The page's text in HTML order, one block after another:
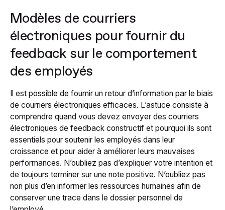
Modèles de courriers
électroniques pour fournir du
feedback sur le comportement
des employés
Il est possible de fournir un retour d’information par le biais
de courriers électroniques efficaces. L’astuce consiste à
comprendre quand vous devez envoyer des courriers
électroniques de feedback constructif et pourquoi ils sont
essentiels pour soutenir les employés dans leur
croissance et pour aider à améliorer leurs mauvaises
performances. N’oubliez pas d’expliquer votre intention et
de toujours terminer sur une note positive. N’oubliez pas
non plus d’en informer les ressources humaines afin de
conserver une trace dans le dossier personnel de